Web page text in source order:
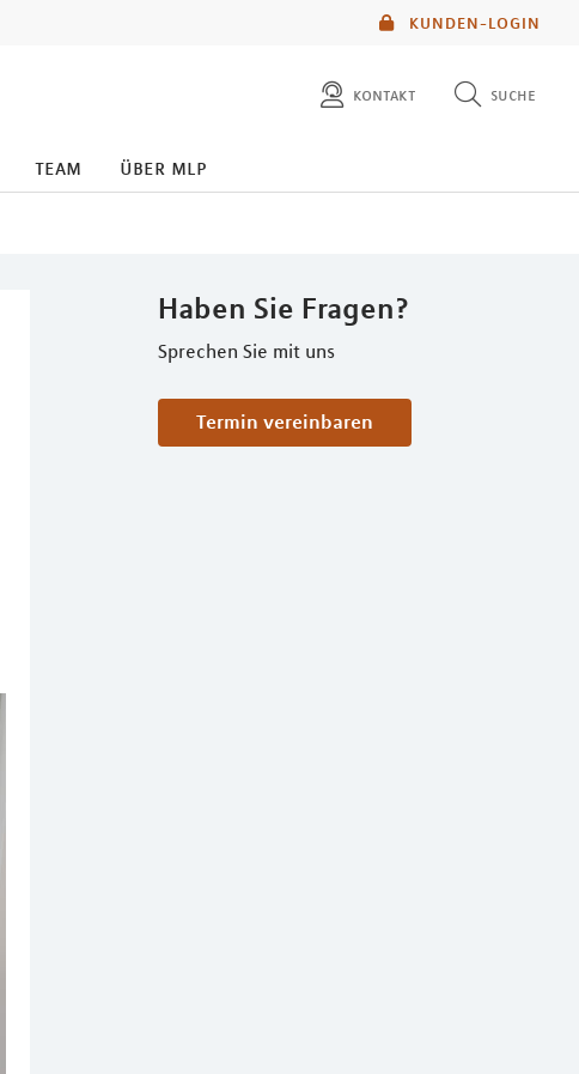
KUNDEN-LOGIN
kontakt suche
team über mlp
Haben Sie Fragen?
Sprechen Sie mit uns
Termin vereinbaren